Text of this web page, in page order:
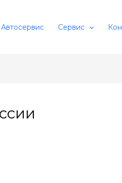
Автосервис Сервис